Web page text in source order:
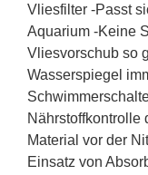
Vliesfilter -Passt
Aquarium -Keine
Vliesvorschub so
Wasserspiegel
Nährstoffkontrolle
Material vor der
Einsatz von